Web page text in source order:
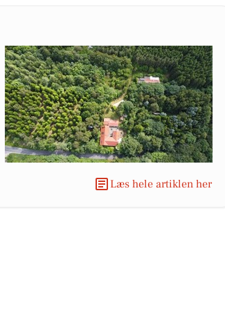
Læs hele artiklen her